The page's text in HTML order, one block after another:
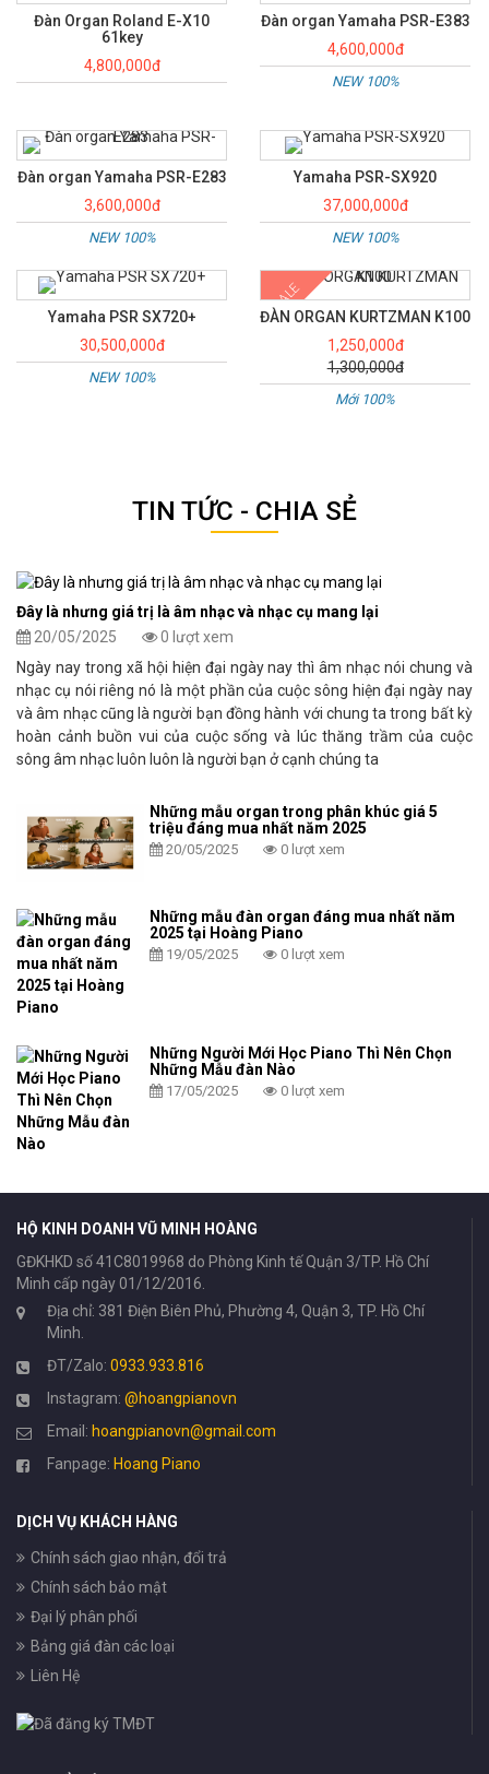
Đàn Organ Roland E-X10
61key
4,800,000đ
Đàn organ Yamaha PSR-E383
4,600,000đ
NEW 100%
Đàn organ Yamaha PSR-E283
3,600,000đ
NEW 100%
Yamaha PSR-SX920
37,000,000đ
NEW 100%
Yamaha PSR SX720+
30,500,000đ
NEW 100%
SALE
ĐÀN ORGAN KURTZMAN K100
1,250,000đ
1,300,000đ
Mới 100%
TIN TỨC - CHIA SẺ
Đây là nhưng giá trị là âm nhạc và nhạc cụ mang lại
20/05/2025
0 lượt xem
Ngày nay trong xã hội hiện đại ngày nay thì âm nhạc nói chung và
nhạc cụ nói riêng nó là một phần của cuộc sông hiện đại ngày nay
và âm nhạc cũng là người bạn đồng hành với chung ta trong bất kỳ
hoàn cảnh buồn vui của cuộc sống và lúc thăng trầm của cuộc
sông âm nhạc luôn luôn là người bạn ở cạnh chúng ta
Những mẫu organ trong phân khúc giá 5
triệu đáng mua nhất năm 2025
20/05/2025 0 lượt xem
Những mẫu đàn organ đáng mua nhất năm
2025 tại Hoàng Piano
19/05/2025 0 lượt xem
Những Người Mới Học Piano Thì Nên Chọn
Những Mẫu đàn Nào
17/05/2025 0 lượt xem
HỘ KINH DOANH VŨ MINH HOÀNG
GĐKHKD số 41C8019968 do Phòng Kinh tế Quận 3/TP. Hồ Chí
Minh cấp ngày 01/12/2016.
Địa chỉ: 381 Điện Biên Phủ, Phường 4, Quận 3, TP. Hồ Chí
Minh.
ĐT/Zalo: 0933.933.816
Instagram: @hoangpianovn
Email: hoangpianovn@gmail.com
Fanpage: Hoang Piano
DỊCH VỤ KHÁCH HÀNG
Chính sách giao nhận, đổi trả
Chính sách bảo mật
Đại lý phân phối
Bảng giá đàn các loại
Liên Hệ